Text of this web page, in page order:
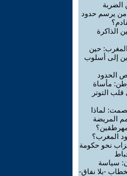
الضربة
من يرسم حدود
الذاكرة
المغرب: حين
إلى أسلوب
الحدود
مأساة
التوتر
لماذا
المريضة
المغرب؟
نحو حكومة
سياسة
-بلا نفاق-